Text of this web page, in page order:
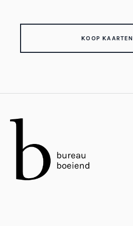
KOOP KAARTEN